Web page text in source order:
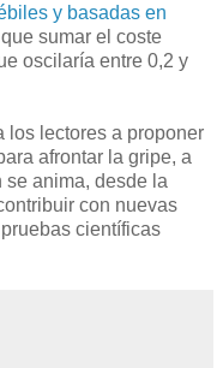
y basadas en
sumar el coste
oscilaría entre 0,2 y
los lectores a proponer
afrontar la gripe, a
anima, desde la
con nuevas
científicas